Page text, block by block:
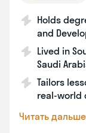
Holds
and
Lived in
Saudi
Tailors
real-world
Читать дальше